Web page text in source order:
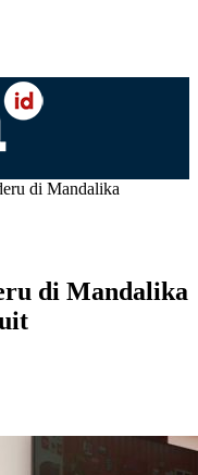
di Mandalika
di Mandalika